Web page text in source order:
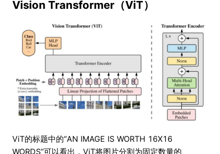
Vision Transformer（ViT）
ViT的标题中的“AN IMAGE IS WORTH 16X16
WORDS”可以看出，ViT将图片分割为固定数量的